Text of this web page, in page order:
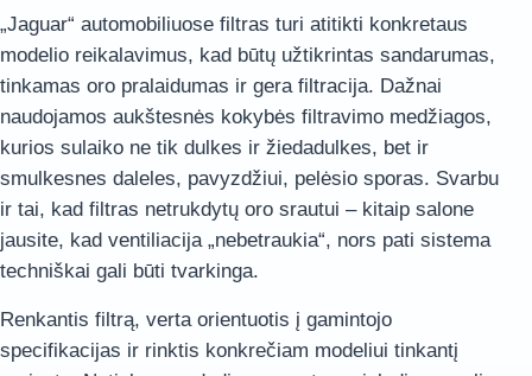
„Jaguar“ automobiliuose filtras turi atitikti konkretaus
modelio reikalavimus, kad būtų užtikrintas sandarumas,
tinkamas oro pralaidumas ir gera filtracija. Dažnai
naudojamos aukštesnės kokybės filtravimo medžiagos,
kurios sulaiko ne tik dulkes ir žiedadulkes, bet ir
smulkesnes daleles, pavyzdžiui, pelėsio sporas. Svarbu
ir tai, kad filtras netrukdytų oro srautui – kitaip salone
jausite, kad ventiliacija „nebetraukia“, nors pati sistema
techniškai gali būti tvarkinga.
Renkantis filtrą, verta orientuotis į gamintojo
specifikacijas ir rinktis konkrečiam modeliui tinkantį